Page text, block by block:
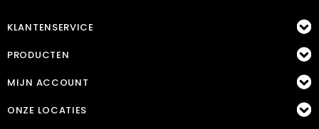
KLANTENSERVICE
PRODUCTEN
MIJN ACCOUNT
ONZE LOCATIES